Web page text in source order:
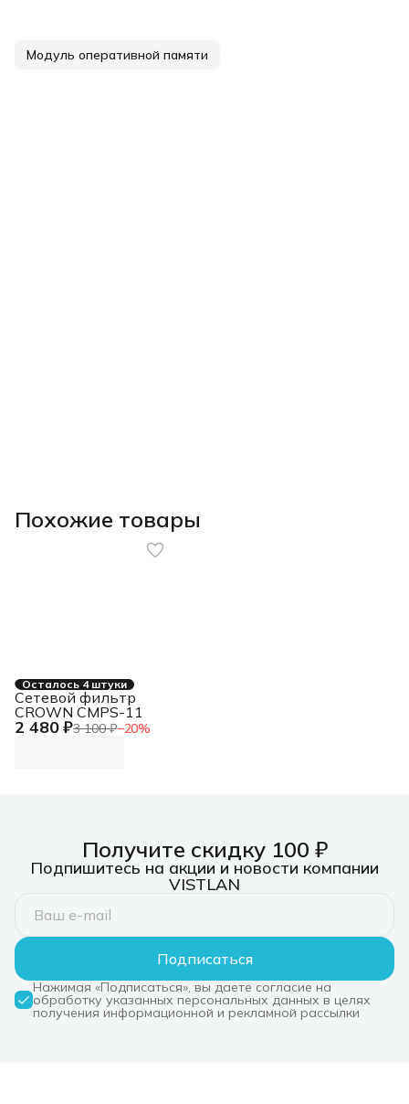
Модуль оперативной памяти
Похожие товары
Осталось 4 штуки
2 480 ₽3 100 ₽−20%
Сетевой фильтр
CROWN CMPS-11
Получите скидку 100 ₽
Подпишитесь на акции и новости компании
VISTLAN
Подписаться
Нажимая «Подписаться», вы даете согласие на
обработку указанных персональных данных в целях
получения информационной и рекламной рассылки